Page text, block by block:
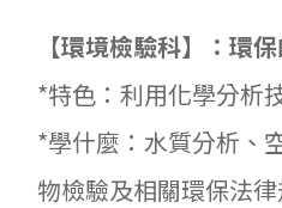
【環境檢驗科】：環
*特色：利用化學分析
*學什麼：水質分析、
物檢驗及相關環保法律